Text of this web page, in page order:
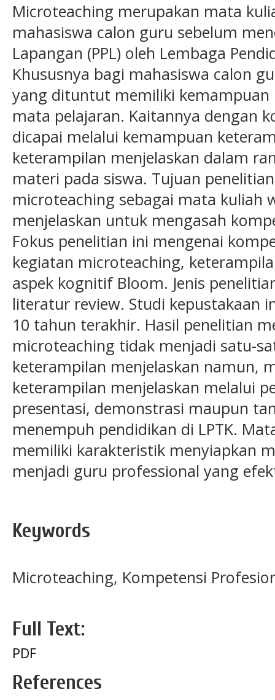
Microteaching merupakan mata
mahasiswa calon guru sebelum
Lapangan (PPL) oleh Lembaga
Khususnya bagi mahasiswa calon
yang dituntut memiliki
mata pelajaran. Kaitannya dengan
dicapai melalui kemampuan
keterampilan menjelaskan dalam
materi pada siswa. Tujuan
microteaching sebagai mata kuliah
menjelaskan untuk mengasah
Fokus penelitian ini mengenai
kegiatan microteaching,
aspek kognitif Bloom. Jenis
literatur review. Studi kepustakaan
10 tahun terakhir. Hasil penelitian
microteaching tidak menjadi satu-
keterampilan menjelaskan namun,
keterampilan menjelaskan melalui
presentasi, demonstrasi maupun
menempuh pendidikan di LPTK.
memiliki karakteristik menyiapkan
menjadi guru professional yang
Keywords
Microteaching, Kompetensi
Full Text:
PDF
References